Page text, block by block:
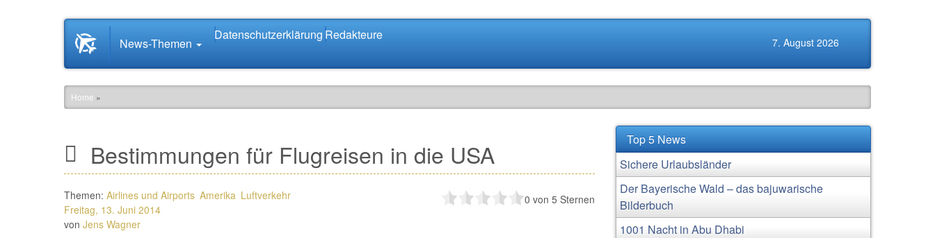
Startseite
News.Tourismus.com
News-Themen
Datenschutzerklärung Redakteure 7. August 2026
Home »
Bestimmungen für Flugreisen in die USA
Themen: Airlines und Airports Amerika Luftverkehr
Freitag, 13. Juni 2014
von Jens Wagner
0 von 5 Sternen
Top 5 News
Sichere Urlaubsländer
Der Bayerische Wald – das bajuwarische
Bilderbuch
1001 Nacht in Abu Dhabi